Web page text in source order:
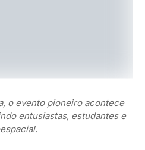
o evento pioneiro acontece
entusiastas, estudantes e